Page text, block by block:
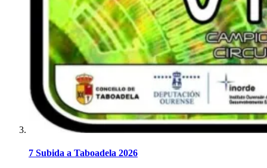
7 Subida a Taboadela 2026